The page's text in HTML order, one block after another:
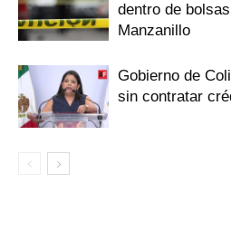
dentro de
Manzanillo
Gobierno de
sin contratar